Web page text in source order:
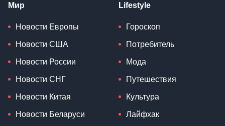
Мир
Новости Европы
Новости США
Новости России
Новости СНГ
Новости Китая
Новости Беларуси
Lifestyle
Гороскоп
Потребитель
Мода
Путешествия
Культура
Лайфхак